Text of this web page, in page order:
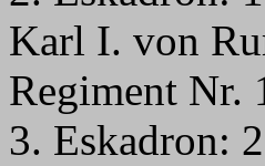
Karl I. von
Regiment Nr.
3. Eskadron: